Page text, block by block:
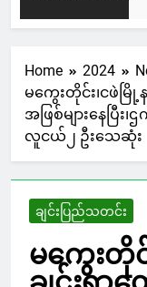
1 Day Ago
Home 2024
မကွေးတိုင်း၊ငဖဲမြို့
အဖြစ်များနေပြီး၊
လူငယ်၂ ဦးသေဆုံး
ချင်းပြည်သတင်း
မကွေးတို